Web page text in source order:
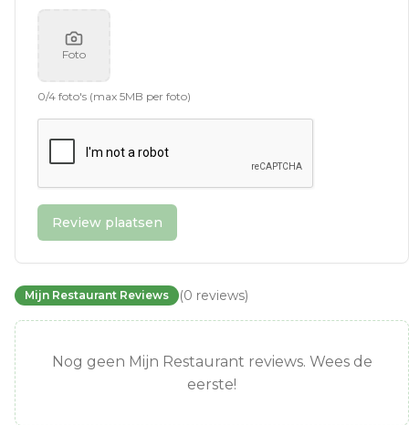
Foto
0/4 foto's (max 5MB per foto)
Review plaatsen
Mijn Restaurant Reviews (0 reviews)
Nog geen Mijn Restaurant reviews. Wees de
eerste!